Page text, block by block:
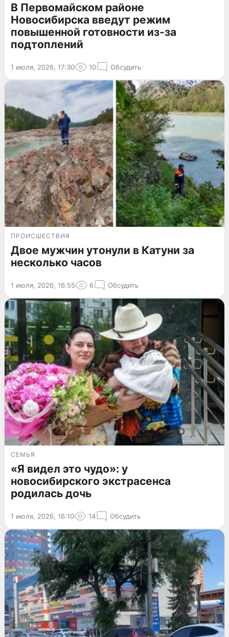
В Первомайском районе
Новосибирска введут режим
повышенной готовности из-за
подтоплений
1 июля, 2026, 17:30 10 Обсудить
ПРОИСШЕСТВИЯ
Двое мужчин утонули в Катуни за
несколько часов
1 июля, 2026, 16:55 6 Обсудить
СЕМЬЯ
«Я видел это чудо»: у
новосибирского экстрасенса
родилась дочь
1 июля, 2026, 16:10 14 Обсудить